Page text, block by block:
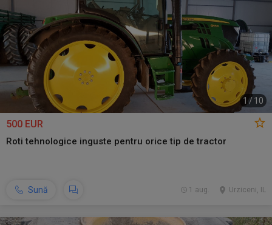
1 / 10
500 EUR
Roti tehnologice inguste pentru orice tip de tractor
Sună Urziceni, IL
1 aug.